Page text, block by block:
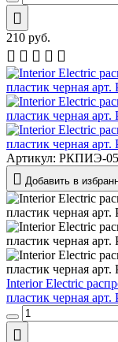
210 руб.
Артикул: РКПИЭ-05
Добавить в
Interior Electric
пластик черная